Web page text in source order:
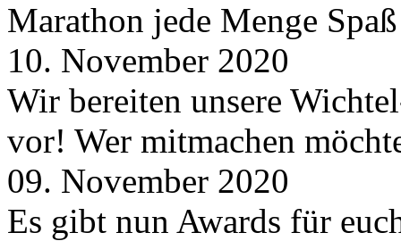
Marathon jede Menge
10. November 2020
Wir bereiten unsere
vor! Wer mitmachen
09. November 2020
Es gibt nun Awards für